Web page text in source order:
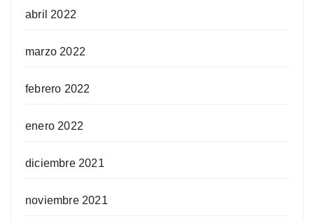
abril 2022
marzo 2022
febrero 2022
enero 2022
diciembre 2021
noviembre 2021